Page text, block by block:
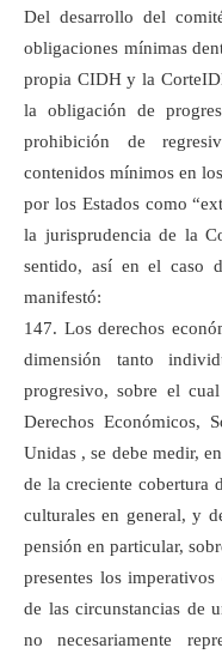
Del desarrollo del
obligaciones mínimas
propia CIDH y la
la obligación de
prohibición de
contenidos mínimos en
por los Estados como
la jurisprudencia de la
sentido, así en el caso
manifestó:
147. Los derechos
dimensión tanto
progresivo, sobre el
Derechos Económicos,
Unidas , se debe medir,
de la creciente cobertura
culturales en general, y
pensión en particular,
presentes los
de las circunstancias de
no necesariamente